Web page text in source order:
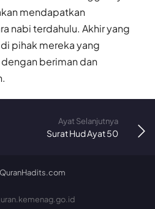
mendapatkan
nabi terdahulu. Akhir yang
pihak mereka yang
beriman dan
Ayat Selanjutnya
Surat Hud Ayat 50
QuranHadits.com